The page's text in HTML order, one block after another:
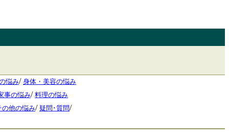
悩み/ 身体・美容の悩み
事の悩み/ 料理の悩み
の他の悩み/ 疑問･質問/